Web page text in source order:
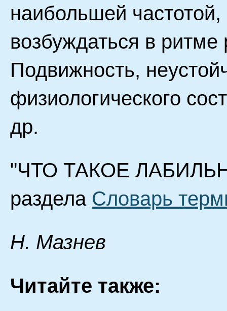
наибольшей
возбуждаться в
Подвижность,
физиологического
др.
"ЧТО ТАКОЕ
раздела Словарь
Н. Мазнев
Читайте также: